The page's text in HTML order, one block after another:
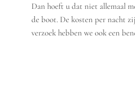
Dan hoeft u dat niet allemaal
de boot. De kosten per nacht
verzoek hebben we ook een